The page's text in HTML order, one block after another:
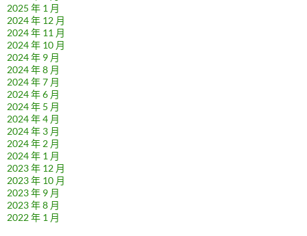
2025 年 1 月
2024 年 12 月
2024 年 11 月
2024 年 10 月
2024 年 9 月
2024 年 8 月
2024 年 7 月
2024 年 6 月
2024 年 5 月
2024 年 4 月
2024 年 3 月
2024 年 2 月
2024 年 1 月
2023 年 12 月
2023 年 10 月
2023 年 9 月
2023 年 8 月
2022 年 1 月